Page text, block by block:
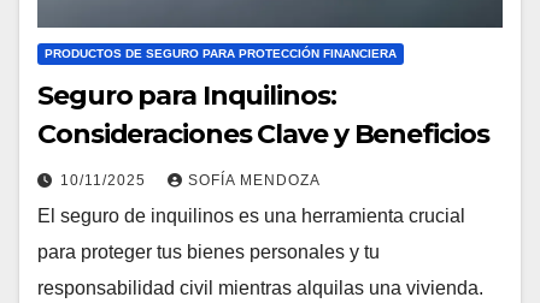
PRODUCTOS DE SEGURO PARA PROTECCIÓN FINANCIERA
Seguro para Inquilinos:
Consideraciones Clave y Beneficios
10/11/2025 SOFÍA MENDOZA
El seguro de inquilinos es una herramienta crucial
para proteger tus bienes personales y tu
responsabilidad civil mientras alquilas una vivienda.